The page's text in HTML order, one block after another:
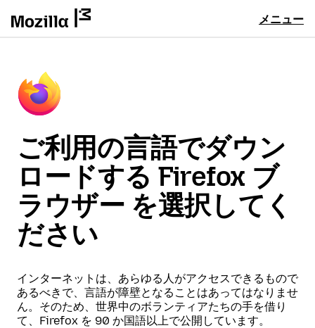
メニュー
ご利用の言語でダウン
ロードする Firefox ブ
ラウザー を選択してく
ださい
インターネットは、あらゆる人がアクセスできるもので
あるべきで、言語が障壁となることはあってはなりませ
ん。そのため、世界中のボランティアたちの手を借り
て、Firefox を 90 か国語以上で公開しています。